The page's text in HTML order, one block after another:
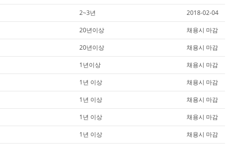
2~3년 2018-02-04
20년이상 채용시 마감
20년이상 채용시 마감
1년이상 채용시 마감
1년 이상 채용시 마감
1년 이상 채용시 마감
1년 이상 채용시 마감
1년 이상 채용시 마감